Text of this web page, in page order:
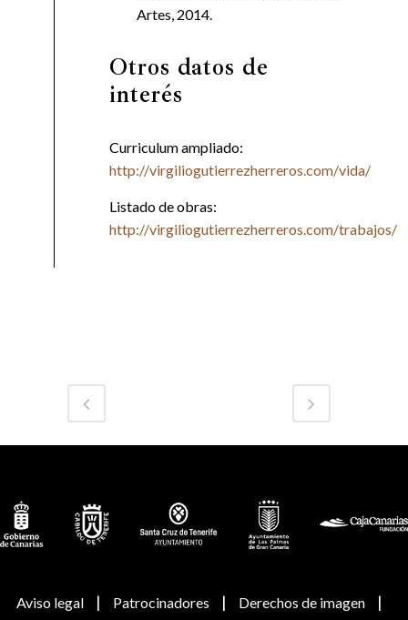
Artes, 2014.
Otros datos de
interés
Curriculum ampliado:
http://virgiliogutierrezherreros.com/vida/
Listado de obras:
http://virgiliogutierrezherreros.com/trabajos/
Aviso legal | Patrocinadores | Derechos de imagen |